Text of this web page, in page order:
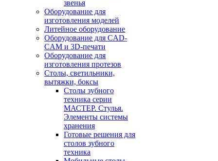
звенья
Оборудование для
изготовления моделей
Литейное оборудование
Оборудование для CAD-
CAM и 3D-печати
Оборудование для
изготовления протезов
Cтолы, светильники,
вытяжки, боксы
Столы зубного
техника серии
МАСТЕР. Стулья.
Элементы системы
хранения
Готовые решения для
столов зубного
техника